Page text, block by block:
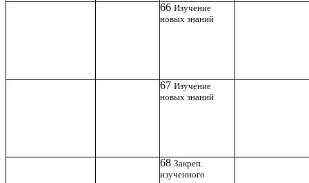
66 Изучение
новых знаний
67 Изучение
новых знаний
68 Закреп.
изученного